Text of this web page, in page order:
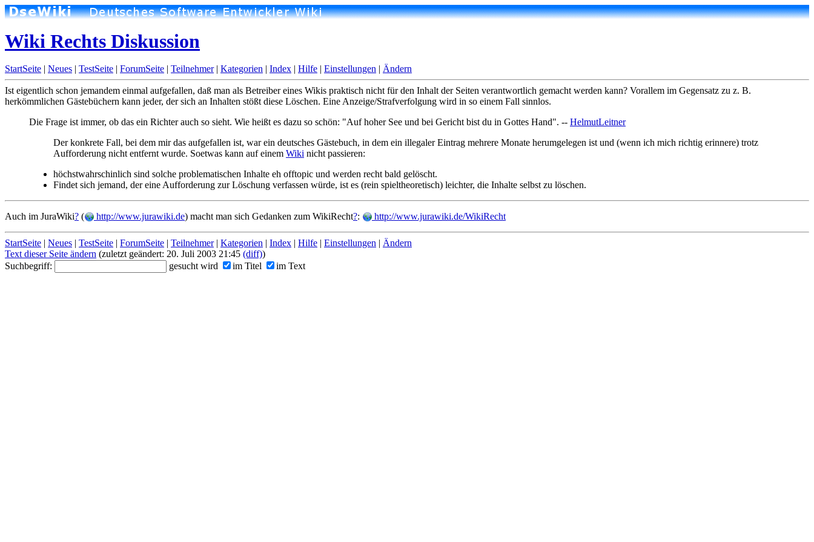
Wiki Rechts Diskussion
StartSeite | Neues | TestSeite | ForumSeite | Teilnehmer| Kategorien | Index | Hilfe | Einstellungen | Ändern
Ist eigentlich schon jemandem einmal aufgefallen, daß man als Betreiber eines Wikis praktisch nicht für den Inhalt der Seiten verantwortlich gemacht werden kann? Vorallem im Gegensatz zu z. B.
herkömmlichen Gästebüchern kann jeder, der sich an Inhalten stößt diese Löschen. Eine Anzeige/Strafverfolgung wird in so einem Fall sinnlos.
Die Frage ist immer, ob das ein Richter auch so sieht. Wie heißt es dazu so schön: "Auf hoher See und bei Gericht bist du in Gottes Hand". -- HelmutLeitner
Der konkrete Fall, bei dem mir das aufgefallen ist, war ein deutsches Gästebuch, in dem ein illegaler Eintrag mehrere Monate herumgelegen ist und (wenn ich mich richtig erinnere) trotz
Aufforderung nicht entfernt wurde. Soetwas kann auf einem Wiki nicht passieren:
höchstwahrschinlich sind solche problematischen Inhalte eh offtopic und werden recht bald gelöscht.
Findet sich jemand, der eine Aufforderung zur Löschung verfassen würde, ist es (rein spieltheoretisch) leichter, die Inhalte selbst zu löschen.
Auch im JuraWiki? ( http://www.jurawiki.de) macht man sich Gedanken zum WikiRecht?: http://www.jurawiki.de/WikiRecht
StartSeite | Neues | TestSeite | ForumSeite | Teilnehmer| Kategorien | Index | Hilfe | Einstellungen | Ändern
Text dieser Seite ändern (zuletzt geändert: 20. Juli 2003 21:45 (diff))
Suchbegriff:
gesucht wird im Titel im Text